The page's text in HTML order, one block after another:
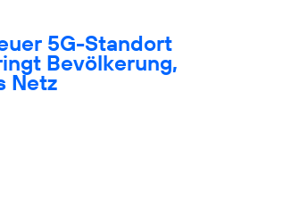
5G-Standort
Bevölkerung,
Netz